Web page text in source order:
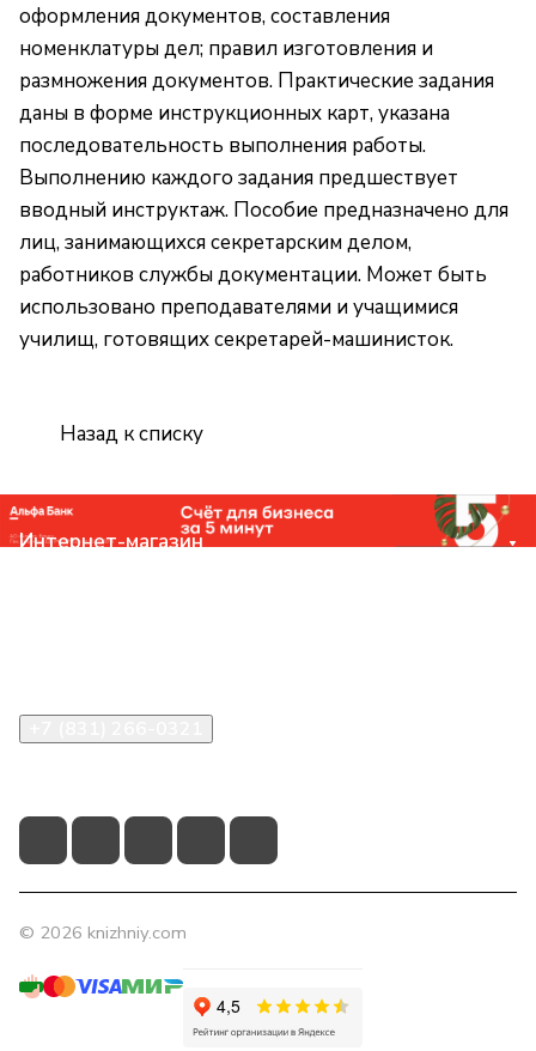
оформления документов, составления
номенклатуры дел; правил изготовления и
размножения документов. Практические задания
даны в форме инструкционных карт, указана
последовательность выполнения работы.
Выполнению каждого задания предшествует
вводный инструктаж. Пособие предназначено для
лиц, занимающихся секретарским делом,
работников службы документации. Может быть
использовано преподавателями и учащимися
училищ, готовящих секретарей-машинисток.
Назад к списку
Интернет-магазин
© 2026 knizhniy.com